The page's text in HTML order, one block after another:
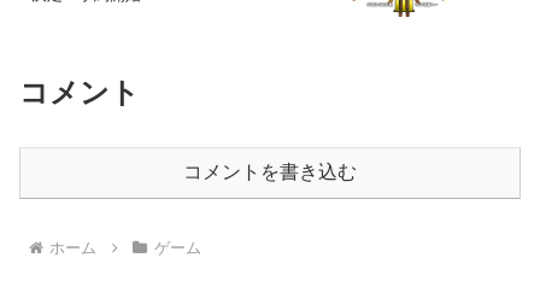
コメント
コメントを書き込む
ホーム ゲーム